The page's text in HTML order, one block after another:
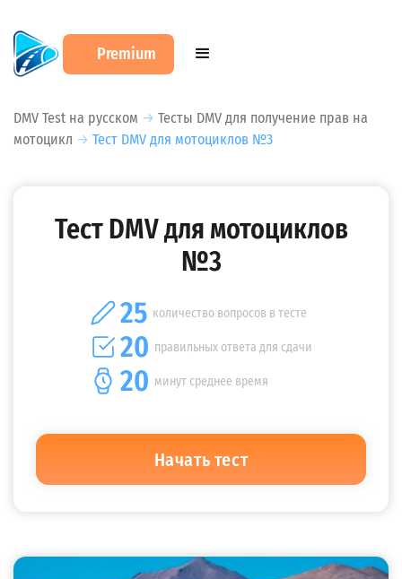
Premium
DMV Test на русском → Тесты DMV для получение прав на
мотоцикл → Тест DMV для мотоциклов №3
Тест DMV для мотоциклов
№3
25 количество вопросов в тесте
20 правильных ответа для сдачи
20 минут среднее время
Начать тест